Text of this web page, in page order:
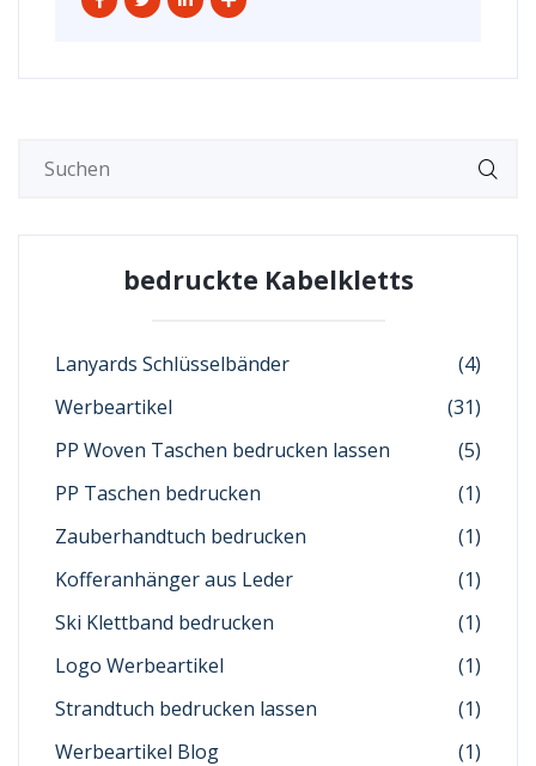
bedruckte Kabelkletts
Lanyards Schlüsselbänder
(4)
Werbeartikel
(31)
PP Woven Taschen bedrucken lassen
(5)
PP Taschen bedrucken
(1)
Zauberhandtuch bedrucken
(1)
Kofferanhänger aus Leder
(1)
Ski Klettband bedrucken
(1)
Logo Werbeartikel
(1)
Strandtuch bedrucken lassen
(1)
Werbeartikel Blog
(1)